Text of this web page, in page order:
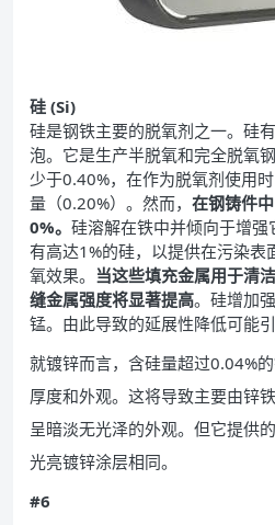
硅 (Si)
硅是钢铁主要的脱氧剂之一。硅
泡。它是生产半脱氧和完全脱氧
少于0.40%，在作为脱氧剂使用
量（0.20%）。然而， 在钢铸件
0%。 硅溶解在铁中并倾向于增
有高达1%的硅，以提供在污染表
氧效果。 当这些填充金属用于清
缝金属强度将显著提高。硅增加
锰。由此导致的延展性降低可能引
就镀锌而言，含硅量超过0.04%
厚度和外观。这将导致主要由锌
呈暗淡无光泽的外观。但它提供
光亮镀锌涂层相同。
#6